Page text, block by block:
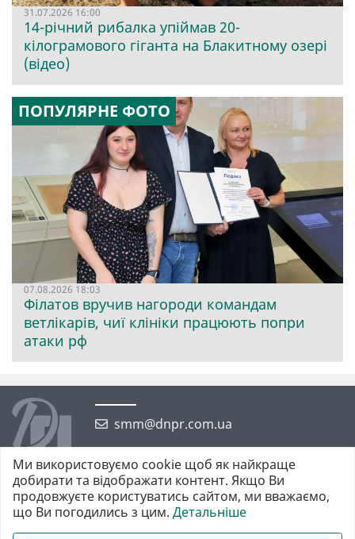
31.07.2026 16:00
14-річний рибалка упіймав 20-
кілограмового гіганта на Блакитному озері
(відео)
ПОПУЛЯРНЕ ФОТО
07.08.2026 18:03
Філатов вручив нагороди командам
ветлікарів, чиї клініки працюють попри
атаки рф
smm@dnpr.com.ua
©2026 https://dnpr.com.ua Дніпровська порадниця
Всі права захищені. При повному або частковому використанні
Ми використовуємо cookie щоб як найкраще
добирати та відображати контент. Якщо Ви
продовжуєте користуватись сайтом, ми вважаємо,
що Ви погодились з цим. Детальніше